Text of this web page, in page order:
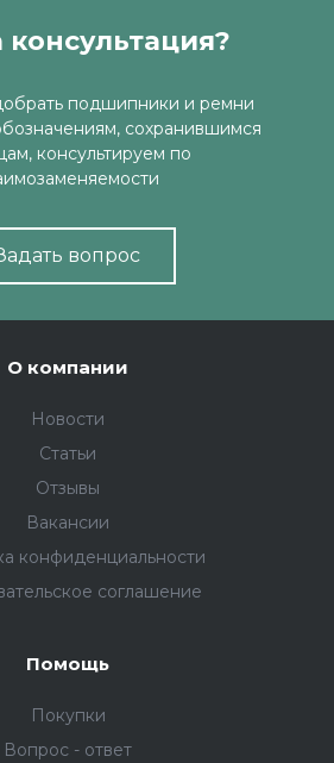
подшипники и ремни
сохранившимся
консультируем по
вопрос
О компании
Новости
Статьи
Отзывы
Вакансии
конфиденциальности
соглашение
Помощь
Покупки
Вопрос - ответ